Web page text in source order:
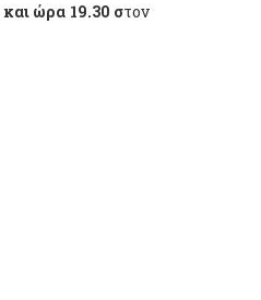
και ώρα 19.30 στον